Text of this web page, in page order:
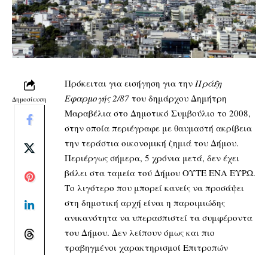
Δημοσίευση
Πρόκειται για εισήγηση για την Πράξη
Εφαρμογής 2/87 του δημάρχου Δημήτρη
Μαραβέλια στο Δημοτικό Συμβούλιο το 2008,
στην οποία περιέγραφε με θαυμαστή ακρίβεια
την τεράστια οικονομική ζημιά του Δήμου.
Περιέργως σήμερα, 5 χρόνια μετά, δεν έχει
βάλει στα ταμεία τού Δήμου ΟΥΤΕ ΕΝΑ ΕΥΡΩ.
Το λιγότερο που μπορεί κανείς να προσάψει
στη δημοτική αρχή είναι η παροιμιώδης
ανικανότητα να υπερασπιστεί τα συμφέροντα
του Δήμου. Δεν λείπουν όμως και πιο
τραβηγμένοι χαρακτηρισμοί Επιτροπών